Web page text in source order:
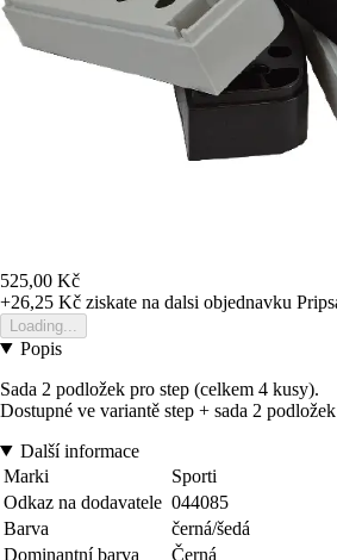
525,00 Kč
+26,25 Kč ziskate na dalsi objednavku
Loading...
Popis
Sada 2 podložek pro step (celkem 4 kusy).
Dostupné ve variantě step + sada 2
Další informace
Marki
Sporti
Odkaz na dodavatele 044085
Barva
černá/šedá
Dominantní barva
Černá